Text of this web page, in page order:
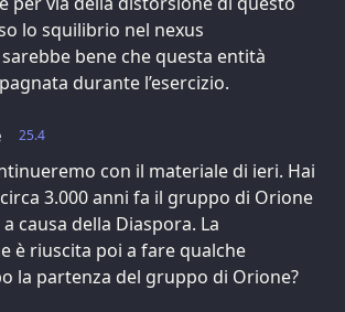
lo squilibrio nel nexus
bene che questa entità
durante l’esercizio.
25.4
con il materiale di ieri. Hai
3.000 anni fa il gruppo di Orione
causa della Diaspora. La
è riuscita poi a fare qualche
la partenza del gruppo di Orione?